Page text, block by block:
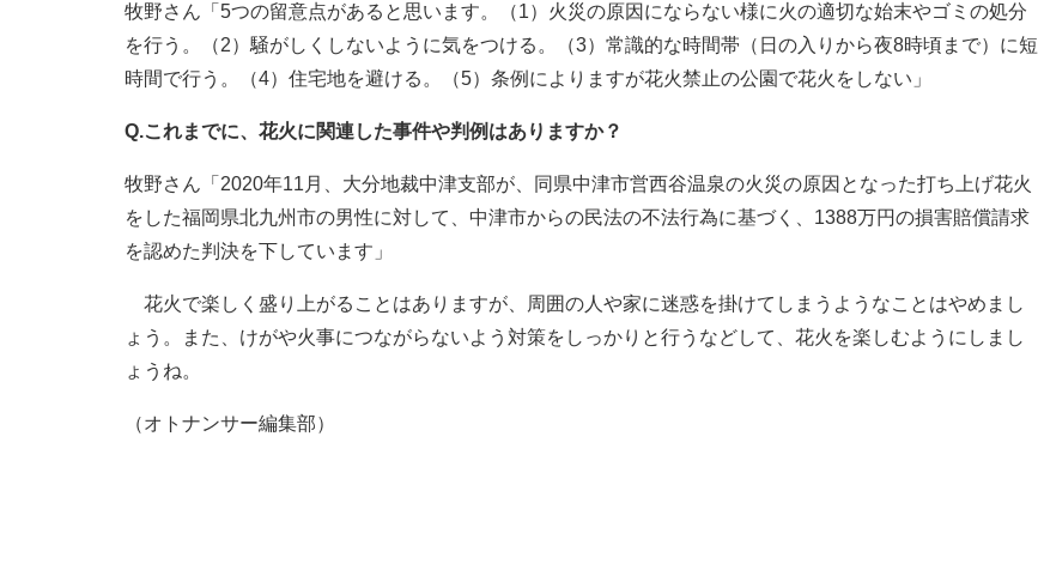
牧野さん「5つの留意点があると思います。（1）火災の原因にならない様に火の適切な始末やゴミの処分
を行う。（2）騒がしくしないように気をつける。（3）常識的な時間帯（日の入りから夜8時頃まで）に短
時間で行う。（4）住宅地を避ける。（5）条例によりますが花火禁止の公園で花火をしない」
Q.これまでに、花火に関連した事件や判例はありますか？
牧野さん「2020年11月、大分地裁中津支部が、同県中津市営西谷温泉の火災の原因となった打ち上げ花火
をした福岡県北九州市の男性に対して、中津市からの民法の不法行為に基づく、1388万円の損害賠償請求
を認めた判決を下しています」
花火で楽しく盛り上がることはありますが、周囲の人や家に迷惑を掛けてしまうようなことはやめまし
ょう。また、けがや火事につながらないよう対策をしっかりと行うなどして、花火を楽しむようにしまし
ょうね。
（オトナンサー編集部）